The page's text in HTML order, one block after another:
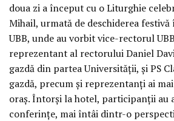
doua zi a început cu o Liturghie
Mihail, urmată de deschiderea
UBB, unde au vorbit vice-rectorul
reprezentant al rectorului Daniel
gazdă din partea Universității, și PS
gazdă, precum și reprezentanți ai
oraș. Întorși la hotel, participanții au
conferințe, mai întâi dintr-o